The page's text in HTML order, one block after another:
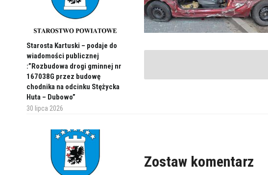
Starosta Kartuski – podaje do
wiadomości publicznej
:”Rozbudowa drogi gminnej nr
167038G przez budowę
chodnika na odcinku Stężycka
Huta – Dubowo”
30 lipca 2026
Zostaw komentarz